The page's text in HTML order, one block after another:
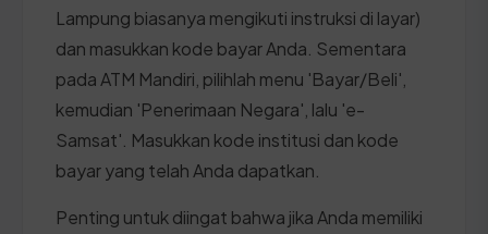
Lampung biasanya mengikuti instruksi di layar)
dan masukkan kode bayar Anda. Sementara
pada ATM Mandiri, pilihlah menu 'Bayar/Beli',
kemudian 'Penerimaan Negara', lalu 'e-
Samsat'. Masukkan kode institusi dan kode
bayar yang telah Anda dapatkan.
Penting untuk diingat bahwa jika Anda memiliki